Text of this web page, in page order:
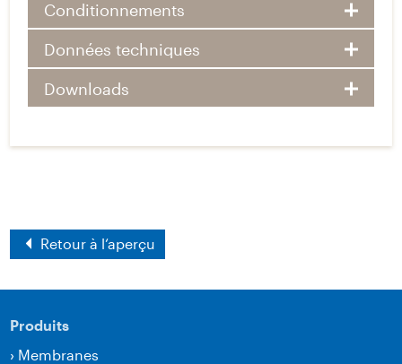
Conditionnements
Données techniques
Downloads
Retour à l‘aperçu
Produits
› Membranes